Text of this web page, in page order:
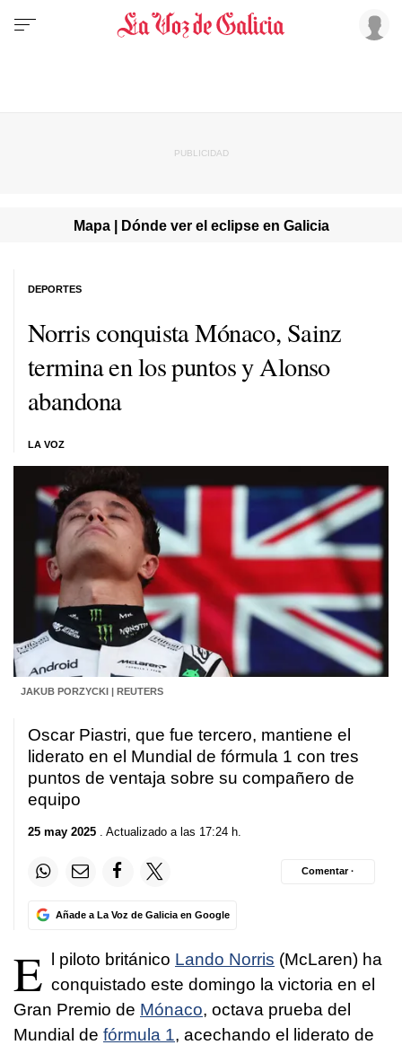
Mapa | Dónde ver el eclipse en Galicia
Norris conquista Mónaco, Sainz
termina en los puntos y Alonso
abandona
LA VOZ
DEPORTES
JAKUB PORZYCKI | REUTERS
Oscar Piastri, que fue tercero, mantiene el
liderato en el Mundial de fórmula 1 con tres
puntos de ventaja sobre su compañero de
equipo
25 may 2025 . Actualizado a las 17:24 h.
Añade a La Voz de Galicia en Google
Comentar ·
E l piloto británico Lando Norris (McLaren) ha
conquistado este domingo la victoria en el
Gran Premio de Mónaco, octava prueba del
Mundial de fórmula 1, acechando el liderato de